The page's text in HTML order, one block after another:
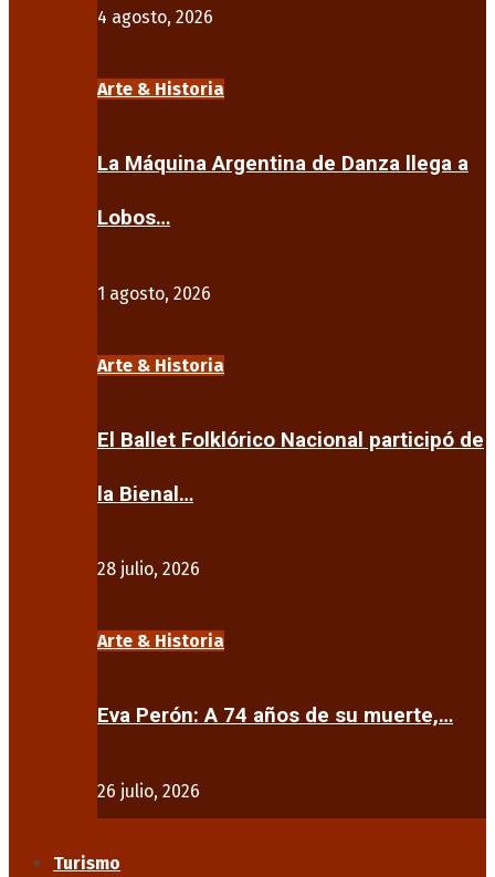
4 agosto, 2026
Arte & Historia
La Máquina Argentina de Danza llega a
Lobos…
1 agosto, 2026
Arte & Historia
El Ballet Folklórico Nacional participó de
la Bienal…
28 julio, 2026
Arte & Historia
Eva Perón: A 74 años de su muerte,…
26 julio, 2026
Turismo